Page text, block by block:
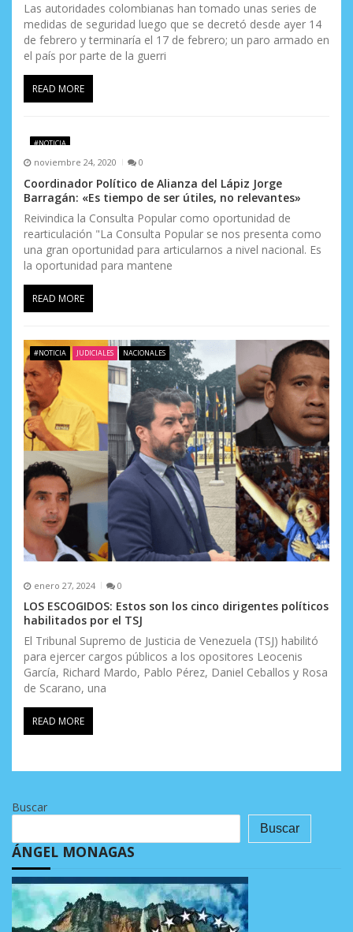
Las autoridades colombianas han tomado unas series de
medidas de seguridad luego que se decretó desde ayer 14
de febrero y terminaría el 17 de febrero; un paro armado en
el país por parte de la guerri
READ MORE
#NOTICIA
noviembre 24, 2020 0
Coordinador Político de Alianza del Lápiz Jorge
Barragán: «Es tiempo de ser útiles, no relevantes»
Reivindica la Consulta Popular como oportunidad de
rearticulación "La Consulta Popular se nos presenta como
una gran oportunidad para articularnos a nivel nacional. Es
la oportunidad para mantene
READ MORE
#NOTICIA JUDICIALES NACIONALES
enero 27, 2024 0
LOS ESCOGIDOS: Estos son los cinco dirigentes políticos
habilitados por el TSJ
El Tribunal Supremo de Justicia de Venezuela (TSJ) habilitó
para ejercer cargos públicos a los opositores Leocenis
García, Richard Mardo, Pablo Pérez, Daniel Ceballos y Rosa
de Scarano, una
READ MORE
Buscar
Buscar
ÁNGEL MONAGAS